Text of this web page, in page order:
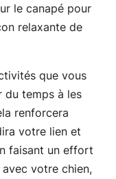
le canapé pour
relaxante de
que vous
du temps à les
renforcera
votre lien et
faisant un effort
votre chien,